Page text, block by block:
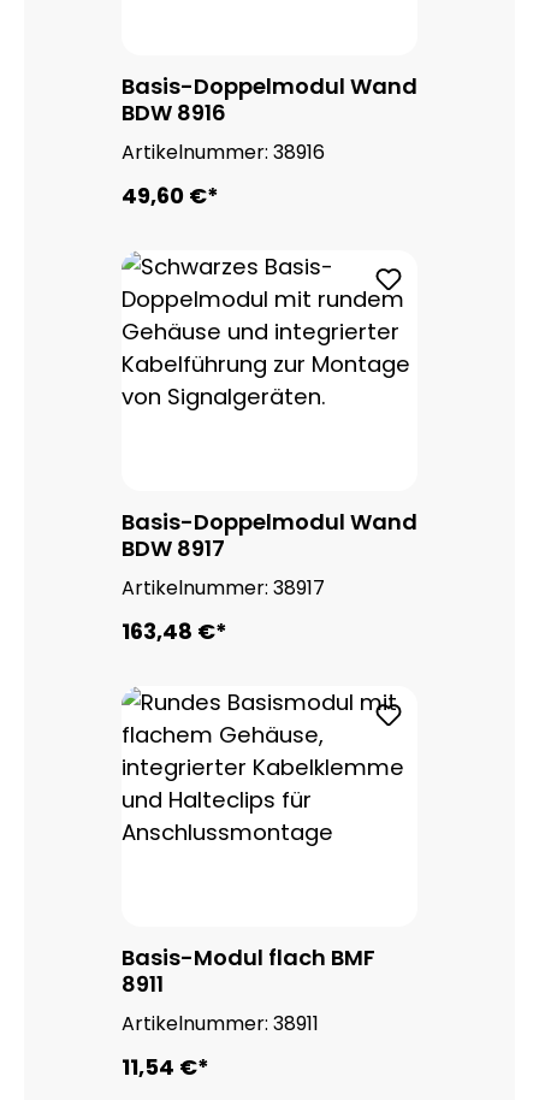
Basis-Doppelmodul Wand
BDW 8916
Artikelnummer: 38916
49,60 €*
Basis-Doppelmodul Wand
BDW 8917
Artikelnummer: 38917
163,48 €*
Basis-Modul flach BMF
8911
Artikelnummer: 38911
11,54 €*